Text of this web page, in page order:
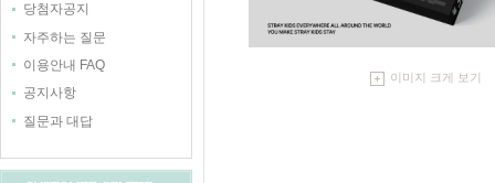
당첨자공지
자주하는 질문
이용안내 FAQ
공지사항
질문과 대답
이미지 크게 보기